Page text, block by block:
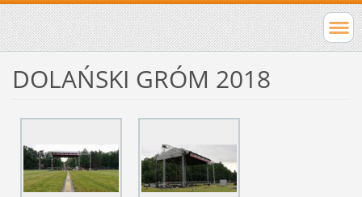
DOLAŃSKI GRÓM 2018